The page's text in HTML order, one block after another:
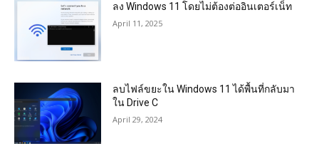
ลง Windows 11 โดยไม่ต้องต่ออินเตอร์เน็ท
April 11, 2025
ลบไฟล์ขยะใน Windows 11 ได้พื้นที่กลับมา
ใน Drive C
April 29, 2024